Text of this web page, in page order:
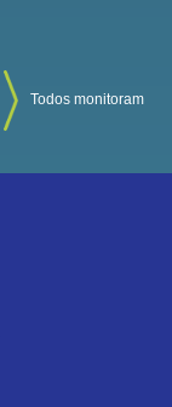
Todos monitoram